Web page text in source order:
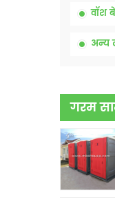
वॉश
अन्य
गरम